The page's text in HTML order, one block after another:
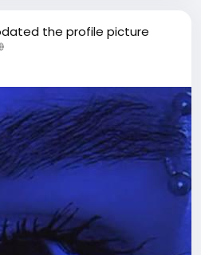
the profile picture